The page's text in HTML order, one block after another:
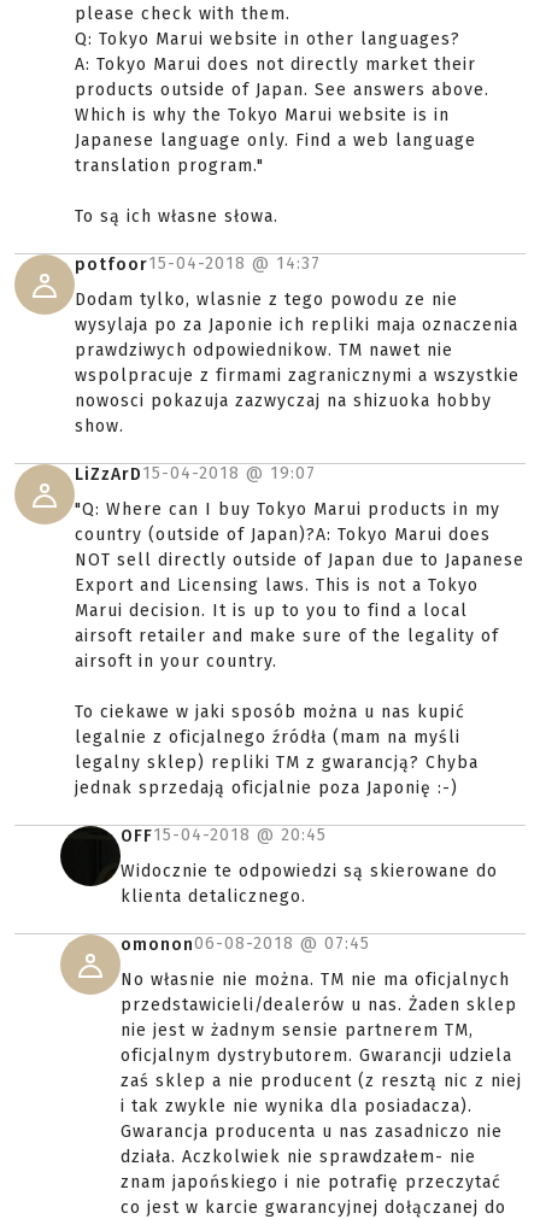
please check with them.
Q: Tokyo Marui website in other languages?
A: Tokyo Marui does not directly market their
products outside of Japan. See answers above.
Which is why the Tokyo Marui website is in
Japanese language only. Find a web language
translation program."
To są ich własne słowa.
potfoor15-04-2018 @ 14:37
Dodam tylko, wlasnie z tego powodu ze nie
wysylaja po za Japonie ich repliki maja oznaczenia
prawdziwych odpowiednikow. TM nawet nie
wspolpracuje z firmami zagranicznymi a wszystkie
nowosci pokazuja zazwyczaj na shizuoka hobby
show.
LiZzArD15-04-2018 @ 19:07
"Q: Where can I buy Tokyo Marui products in my
country (outside of Japan)?A: Tokyo Marui does
NOT sell directly outside of Japan due to Japanese
Export and Licensing laws. This is not a Tokyo
Marui decision. It is up to you to find a local
airsoft retailer and make sure of the legality of
airsoft in your country.
To ciekawe w jaki sposób można u nas kupić
legalnie z oficjalnego źródła (mam na myśli
legalny sklep) repliki TM z gwarancją? Chyba
jednak sprzedają oficjalnie poza Japonię :-)
OFF15-04-2018 @ 20:45
Widocznie te odpowiedzi są skierowane do
klienta detalicznego.
omonon06-08-2018 @ 07:45
No własnie nie można. TM nie ma oficjalnych
przedstawicieli/dealerów u nas. Żaden sklep
nie jest w żadnym sensie partnerem TM,
oficjalnym dystrybutorem. Gwarancji udziela
zaś sklep a nie producent (z resztą nic z niej
i tak zwykle nie wynika dla posiadacza).
Gwarancja producenta u nas zasadniczo nie
działa. Aczkolwiek nie sprawdzałem- nie
znam japońskiego i nie potrafię przeczytać
co jest w karcie gwarancyjnej dołączanej do